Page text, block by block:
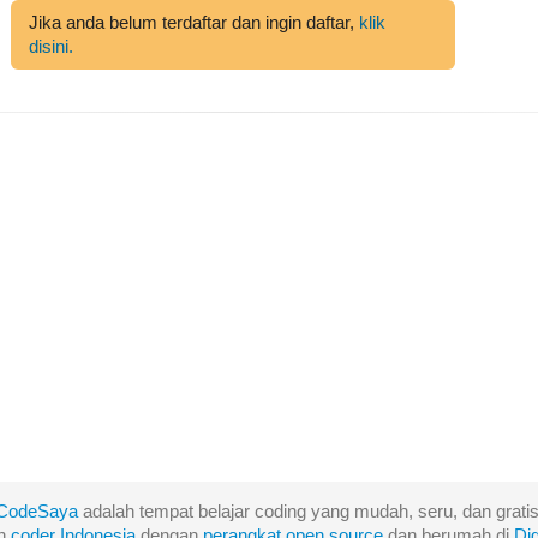
Jika anda belum terdaftar dan ingin daftar, klik
disini.
adalah tempat belajar coding yang mudah, seru, dan